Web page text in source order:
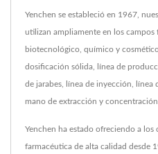
Yenchen se estableció en 1967,
utilizan ampliamente en los campos
biotecnológico, químico y
dosificación sólida, línea de
de jarabes, línea de inyección, línea
mano de extracción y concentración.
Yenchen ha estado ofreciendo a
farmacéutica de alta calidad desde